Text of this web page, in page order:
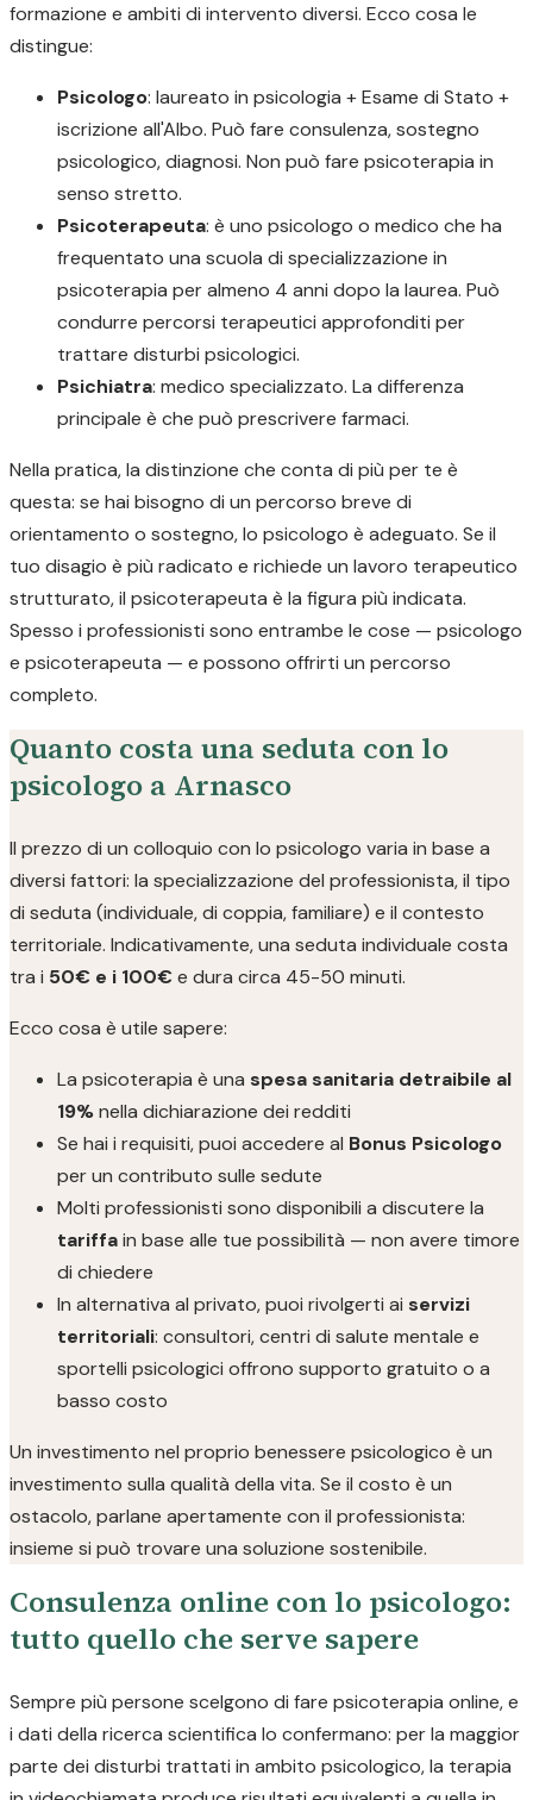
formazione e ambiti di intervento diversi. Ecco cosa le
distingue:
Psicologo: laureato in psicologia + Esame di Stato +
iscrizione all'Albo. Può fare consulenza, sostegno
psicologico, diagnosi. Non può fare psicoterapia in
senso stretto.
Psicoterapeuta: è uno psicologo o medico che ha
frequentato una scuola di specializzazione in
psicoterapia per almeno 4 anni dopo la laurea. Può
condurre percorsi terapeutici approfonditi per
trattare disturbi psicologici.
Psichiatra: medico specializzato. La differenza
principale è che può prescrivere farmaci.
Nella pratica, la distinzione che conta di più per te è
questa: se hai bisogno di un percorso breve di
orientamento o sostegno, lo psicologo è adeguato. Se il
tuo disagio è più radicato e richiede un lavoro terapeutico
strutturato, il psicoterapeuta è la figura più indicata.
Spesso i professionisti sono entrambe le cose — psicologo
e psicoterapeuta — e possono offrirti un percorso
completo.
Quanto costa una seduta con lo
psicologo a Arnasco
Il prezzo di un colloquio con lo psicologo varia in base a
diversi fattori: la specializzazione del professionista, il tipo
di seduta (individuale, di coppia, familiare) e il contesto
territoriale. Indicativamente, una seduta individuale costa
tra i 50€ e i 100€ e dura circa 45-50 minuti.
Ecco cosa è utile sapere:
La psicoterapia è una spesa sanitaria detraibile al
19%nella dichiarazione dei redditi
Se hai i requisiti, puoi accedere al Bonus Psicologo
per un contributo sulle sedute
Molti professionisti sono disponibili a discutere la
tariffain base alle tue possibilità — non avere timore
di chiedere
In alternativa al privato, puoi rivolgerti ai servizi
territoriali: consultori, centri di salute mentale e
sportelli psicologici offrono supporto gratuito o a
basso costo
Un investimento nel proprio benessere psicologico è un
investimento sulla qualità della vita. Se il costo è un
ostacolo, parlane apertamente con il professionista:
insieme si può trovare una soluzione sostenibile.
Consulenza online con lo psicologo:
tutto quello che serve sapere
Sempre più persone scelgono di fare psicoterapia online, e
i dati della ricerca scientifica lo confermano: per la maggior
parte dei disturbi trattati in ambito psicologico, la terapia